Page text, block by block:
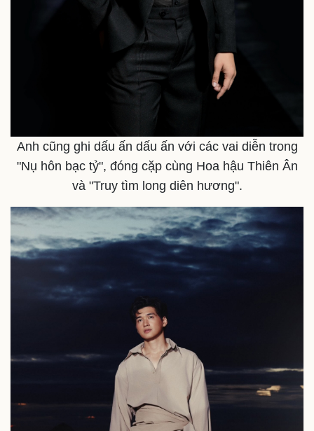
Anh cũng ghi dấu ấn dấu ấn với các vai diễn trong
"Nụ hôn bạc tỷ", đóng cặp cùng Hoa hậu Thiên Ân
và "Truy tìm long diên hương".